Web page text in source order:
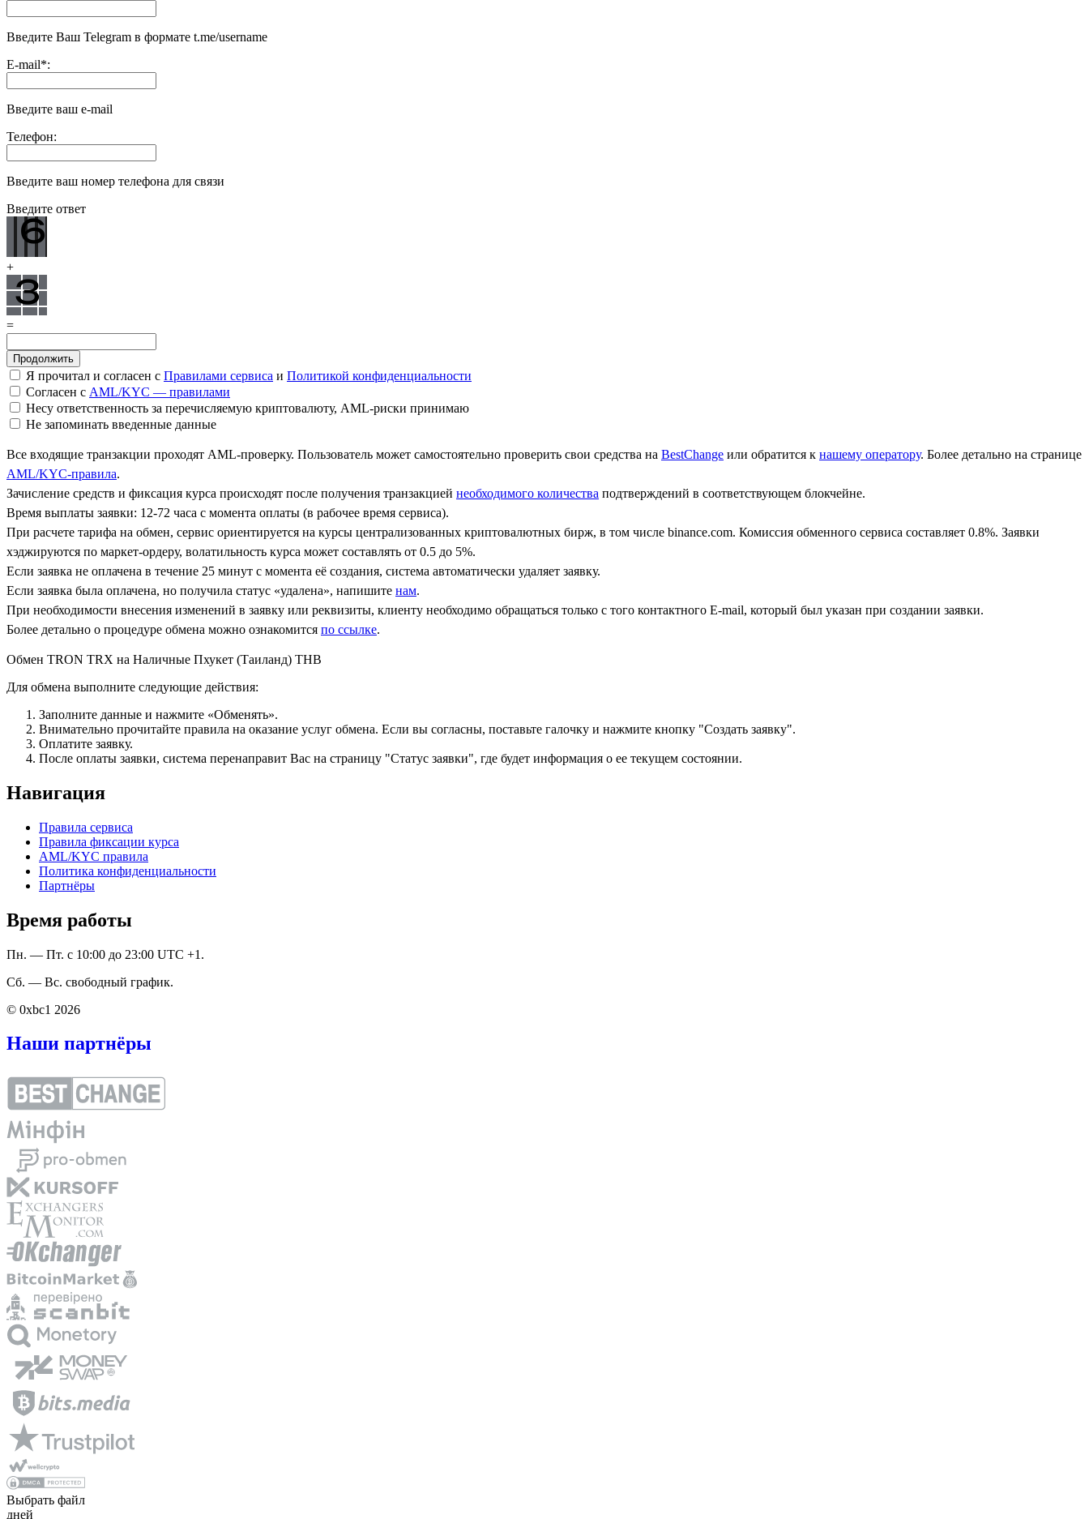
Введите Ваш Telegram в формате t.me/username
E-mail*:
Введите ваш e-mail
Телефон:
Введите ваш номер телефона для связи
Введите ответ
+
=
Я прочитал и согласен с Правилами сервиса и Политикой конфиденциальности
Согласен с AML/KYC — правилами
Несу ответственность за перечисляемую криптовалюту, AML-риски принимаю
Не запоминать введенные данные
Все входящие транзакции проходят AML-проверку. Пользователь может самостоятельно проверить свои средства на BestChange или обратится к нашему оператору. Более детально на странице
AML/KYC-правила.
Зачисление средств и фиксация курса происходят после получения транзакцией необходимого количества подтверждений в соответствующем блокчейне.
Время выплаты заявки: 12-72 часа с момента оплаты (в рабочее время сервиса).
При расчете тарифа на обмен, сервис ориентируется на курсы централизованных криптовалютных бирж, в том числе binance.com. Комиссия обменного сервиса составляет 0.8%. Заявки
хэджируются по маркет-ордеру, волатильность курса может составлять от 0.5 до 5%.
Если заявка не оплачена в течение 25 минут с момента её создания, система автоматически удаляет заявку.
Если заявка была оплачена, но получила статус «удалена», напишите нам.
При необходимости внесения изменений в заявку или реквизиты, клиенту необходимо обращаться только с того контактного Е-mail, который был указан при создании заявки.
Более детально о процедуре обмена можно ознакомится по ссылке.
Обмен TRON TRX на Наличные Пхукет (Таиланд) THB
Для обмена выполните следующие действия:
Заполните данные и нажмите «Обменять».
Внимательно прочитайте правила на оказание услуг обмена. Если вы согласны, поставьте галочку и нажмите кнопку "Создать заявку".
Оплатите заявку.
После оплаты заявки, система перенаправит Вас на страницу "Статус заявки", где будет информация о ее текущем состоянии.
Навигация
Правила сервиса
Правила фиксации курса
AML/KYC правила
Политика конфиденциальности
Партнёры
Время работы
Пн. — Пт. с 10:00 до 23:00 UTC +1.
Сб. — Вс. свободный график.
© 0xbc1 2026
Наши партнёры
Выбрать файл
дней